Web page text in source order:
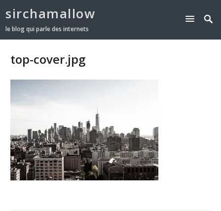
sirchamallow
le blog qui parle des internets
top-cover.jpg